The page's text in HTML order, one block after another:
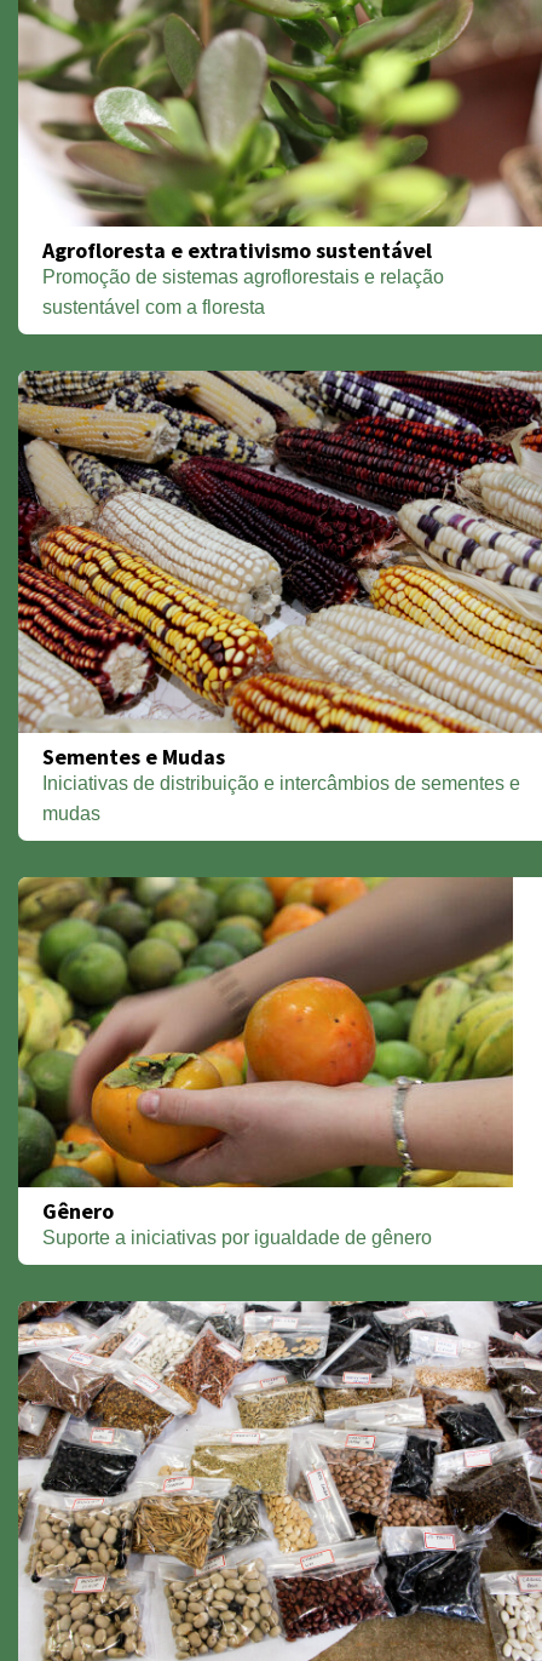
Agrofloresta e extrativismo sustentável
Promoção de sistemas agroflorestais e relação
sustentável com a floresta
Sementes e Mudas
Iniciativas de distribuição e intercâmbios de sementes e
mudas
Gênero
Suporte a iniciativas por igualdade de gênero